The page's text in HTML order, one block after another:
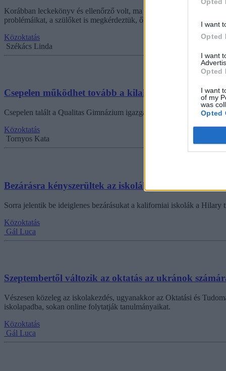
I want
Opted
I want
Opted
I want
of my
was
Opted
Korábban leckekönyv és ellenőrző volt, ma már Kréta van, amibe
problémáikat, a szülőket is megkérdeztük, ők mit gondolnak, és
Közoktatás
Székács Linda
Csepelen működhet tovább a kilakoltatott iskola
Csepelen talált a Qualitas Gimnázium igazgatója egy olyan épületet,
Közoktatás
Tornyos Kata
Bezárásra kényszerültek az iskolák a pusztító
Sorra jelentik be ideiglenes bezárásukat a kaliforniai iskolák a Hilary
Közoktatás
Gál Luca
Szeptembertől változik az oktatás az ukránok
Vészesen közeleg az iskolakezdés, ugyanakkor az Oktatási és
iskolapadba, sokan online folytatják tanulmányaikat.
Közoktatás
Gál Luca